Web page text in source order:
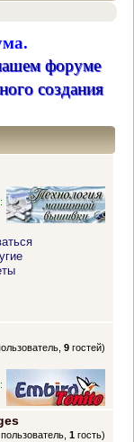
форуме
создания
9 гостей)
пользователь,1 гость)